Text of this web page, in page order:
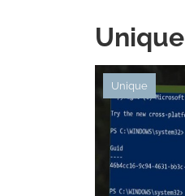
Unique
Unique